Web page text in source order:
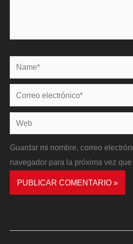
Name*
Correo
electrónico*
Web
Guardar mi nombre, correo
navegador para la próxima vez